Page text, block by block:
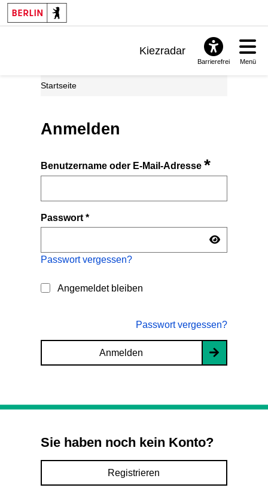
Kiezradar
Barrierefrei Menü
Startseite
Anmelden
Benutzername oder E-Mail-Adresse*
Passwort*
Passwort vergessen?
Angemeldet bleiben
Passwort vergessen?
Anmelden
Sie haben noch kein Konto?
Registrieren